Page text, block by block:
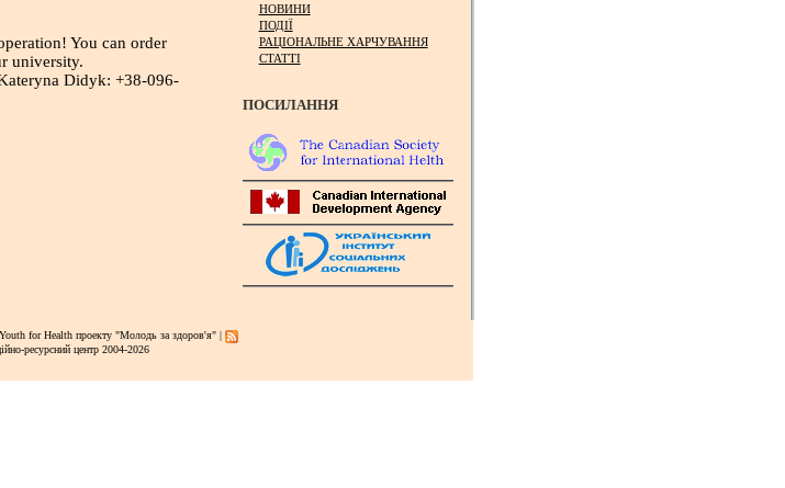
You can order
university.
Didyk: +38-096-
НОВИНИ
ПОДІЇ
РАЦІОНАЛЬНЕ ХАРЧУВАННЯ
СТАТТІ
ПОСИЛАННЯ
for Health проекту "Молодь за здоров'я" |
ресурсний центр 2004-2026